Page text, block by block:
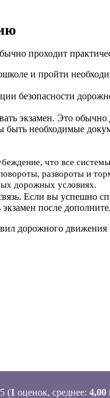
проходит
и пройти
безопасности
экзамен. Это
необходимые
что все
развороты и
дорожных условиях.
Если вы успешно
после
дорожного
(1 оценок, среднее: 4,00